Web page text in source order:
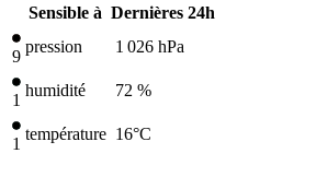
Sensible à Dernières 24h
9
pression 1 026 hPa
1
humidité 72 %
1
température 16°C